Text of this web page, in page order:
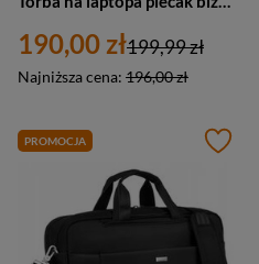
190,00 zł
Najniższa cena: 196,00 zł
199,99 zł
PROMOCJA